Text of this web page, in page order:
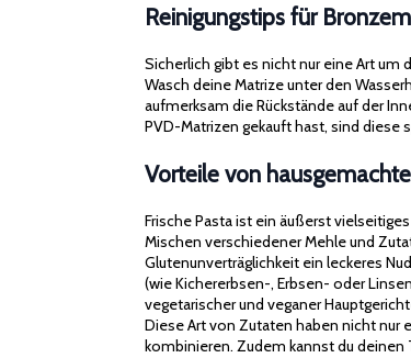
Reinigungstips für
Sicherlich gibt es nicht nur eine Art um
Wasch deine Matrize unter den
aufmerksam die Rückstände auf der
PVD-Matrizen gekauft hast, sind
Vorteile von
Frische Pasta ist ein äußerst
Mischen verschiedener Mehle und
Glutenunverträglichkeit ein leckeres
(wie Kichererbsen-, Erbsen- oder
vegetarischer und veganer
Diese Art von Zutaten haben nicht nur
kombinieren. Zudem kannst du